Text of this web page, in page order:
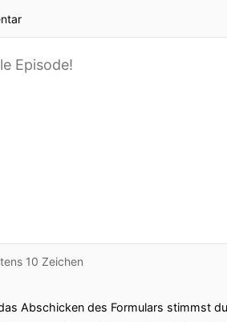
10 Zeichen
Abschicken des Formulars stimmst